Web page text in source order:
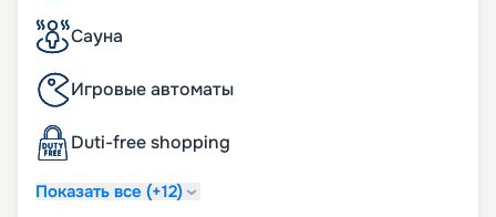
24 часа в сутки батлер-сервис (действует для
резиденций);
24 часа в сутки услуги прачечной, глажки (может
взиматься дополнительная плата);
ежедневная уборка дважды в день, включая
услугу подготовки сьюта ко сну;
услуга по чистке обуви.
Сауна
Игровые автоматы
Duti-free shopping
Показать все (+12)